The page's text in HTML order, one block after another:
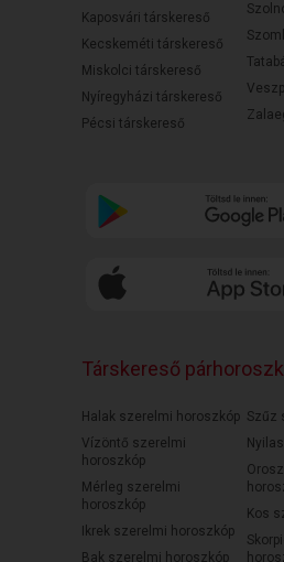
Kaposvári társkereső
Kecskeméti társkereső
Miskolci társkereső
Nyíregyházi társkereső
Pécsi társkereső
Társkereső
Halak szerelmi horoszkóp
Vízöntő szerelmi
horoszkóp
Mérleg szerelmi
horoszkóp
Ikrek szerelmi horoszkóp
Bak szerelmi horoszkóp
Szűz
Kos